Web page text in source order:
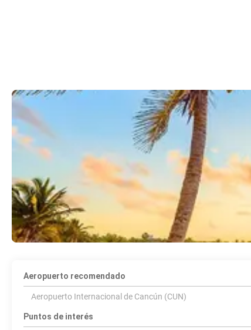
Aeropuerto recomendado
Aeropuerto Internacional de Cancún (CUN)
Puntos de interés